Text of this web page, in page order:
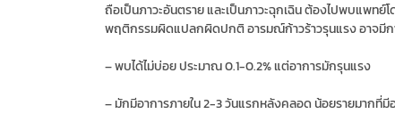
ถือเป็นภาวะอันตราย และเป็นภาวะฉุกเฉิน ต้องไปพบแพทย์
พฤติกรรมผิดแปลกผิดปกติ อารมณ์ก้าวร้าวรุนแรง อาจมีก
– พบได้ไม่บ่อย ประมาณ 0.1-0.2% แต่อาการมักรุนแรง
– มักมีอาการภายใน 2-3 วันแรกหลังคลอด น้อยรายมากที่